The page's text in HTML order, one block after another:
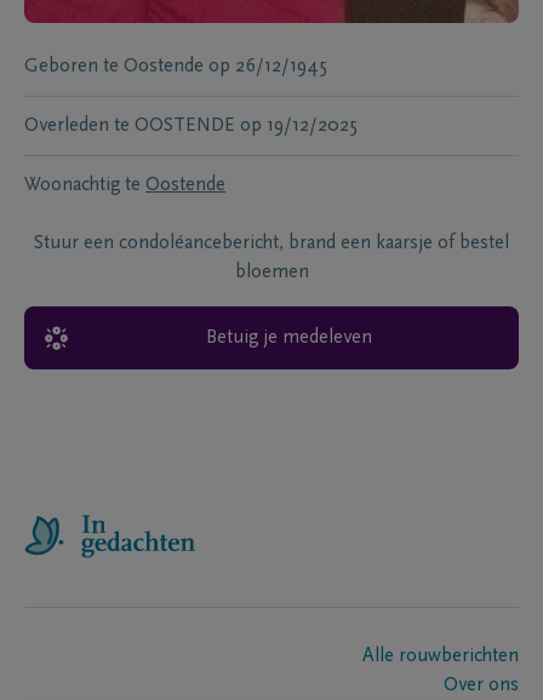
Geboren te Oostende op 26/12/1945
Overleden te OOSTENDE op 19/12/2025
Woonachtig te Oostende
Stuur een condoléancebericht, brand een kaarsje of bestel
bloemen
Betuig je medeleven
Alle rouwberichten
Over ons